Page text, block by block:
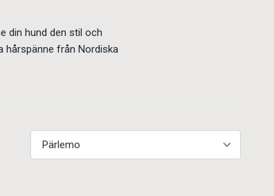
din hund den stil och
hårspänne från Nordiska